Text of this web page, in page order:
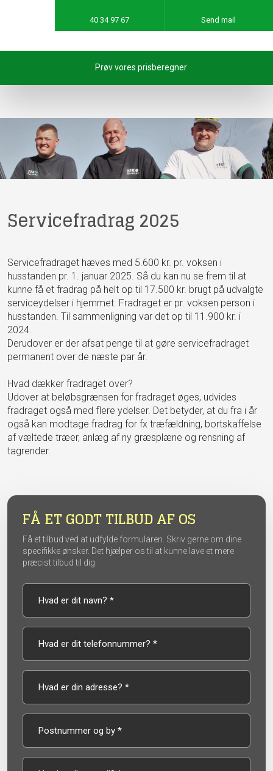
40 34 97 67 Send mail
Prøv vores prisberegner
Servicefradrag 2025
​Servicefradraget hæves med 5.600 kr. pr. voksen i
husstanden pr. 1. januar 2025. Så du kan nu se frem til at
kunne få et fradrag på helt op til 17.500 kr. brugt på udvalgte
serviceydelser i hjemmet. Fradraget er pr. voksen person i
husstanden. Til sammenligning var det op til 11.900 kr. i
2024.
Derudover er der afsat penge til at gøre servicefradraget
permanent over de næste par år.
Hvad dækker fradraget over?
Udover at beløbsgrænsen for fradraget øges, udvides
fradraget også med flere ydelser. Det betyder, at du fra i år
også kan modtage fradrag for fx træfældning, bortskaffelse
af væltede træer, anlæg af ny græsplæne og rensning af
tagrender.
FÅ ET GODT TILBUD AF OS
Få et tilbud ved at udfylde formularen. Skriv gerne om dine
specifikke ønsker. Det hjælper os til at kunne lave et mere
præcist tilbud til dig.